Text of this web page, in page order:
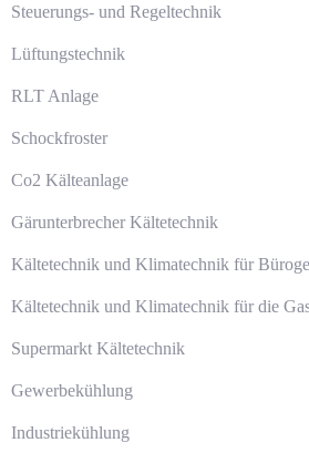
Steuerungs- und Regeltechnik
Lüftungstechnik
RLT Anlage
Schockfroster
Co2 Kälteanlage
Gärunterbrecher Kältetechnik
Kältetechnik und Klimatechnik für
Kältetechnik und Klimatechnik für die
Supermarkt Kältetechnik
Gewerbekühlung
Industriekühlung